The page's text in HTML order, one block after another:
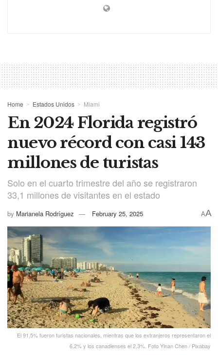
Home Estados Unidos Miami
En 2024 Florida registró
nuevo récord con casi 143
millones de turistas
Solo en el cuarto trimestre del año se registraron
33,1 millones de visitantes en el estado
by Marianela Rodríguez February 25, 2025 AA
El 91,5% fueron turistas nacionales, mientras que los extranjeros representaron el
6,2% y los canadienses el 2,3%. Foto Yinan Chen / Pixabay